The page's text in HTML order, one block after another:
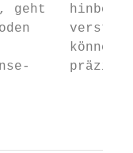
geht
unse-